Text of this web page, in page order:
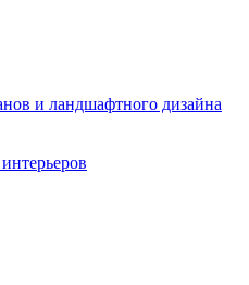
и ландшафтного дизайна